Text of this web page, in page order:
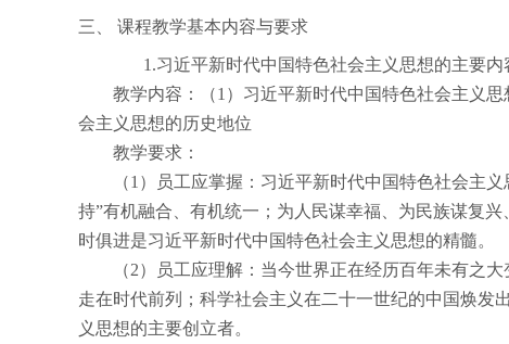
三、 课程教学基本内容与要求
1.习近平新时代中国特色社会主义思想的主要内
教学内容：（1 ）习近平新时代中国特色社会主义思
会主义思想的历史地位
教学要求：
（1 ）员工应掌握：习近平新时代中国特色社会主
持”有机融合、有机统一；为人民谋幸福、为民族谋复
时俱进是习近平新时代中国特色社会主义思想的精髓。
（2）员工应理解：当今世界正在经历百年未有之
走在时代前列；科学社会主义在二十一世纪的中国焕发
义思想的主要创立者。